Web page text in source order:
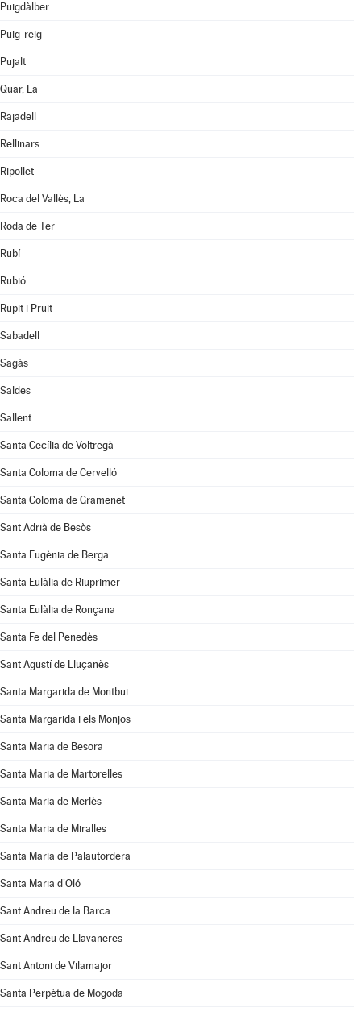
Puigdàlber
Puig-reig
Pujalt
Quar, La
Rajadell
Rellinars
Ripollet
Roca del Vallès, La
Roda de Ter
Rubí
Rubió
Rupit i Pruit
Sabadell
Sagàs
Saldes
Sallent
Santa Cecília de Voltregà
Santa Coloma de Cervelló
Santa Coloma de Gramenet
Sant Adrià de Besòs
Santa Eugènia de Berga
Santa Eulàlia de Riuprimer
Santa Eulàlia de Ronçana
Santa Fe del Penedès
Sant Agustí de Lluçanès
Santa Margarida de Montbui
Santa Margarida i els Monjos
Santa Maria de Besora
Santa Maria de Martorelles
Santa Maria de Merlès
Santa Maria de Miralles
Santa Maria de Palautordera
Santa Maria d'Oló
Sant Andreu de la Barca
Sant Andreu de Llavaneres
Sant Antoni de Vilamajor
Santa Perpètua de Mogoda